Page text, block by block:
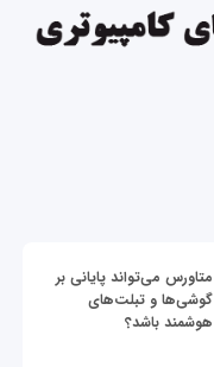
متاورس می‌تواند پایانی بر
گوشی‌ها و تبلت‌های
هوشمند باشد؟